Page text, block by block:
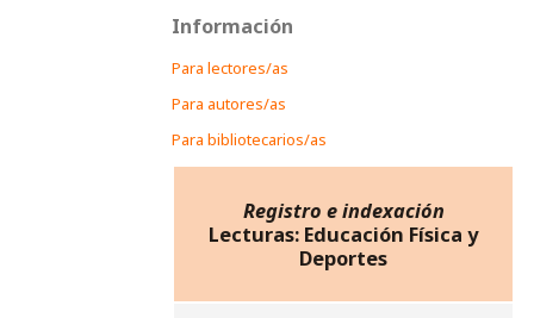
Información
Para lectores/as
Para autores/as
Para bibliotecarios/as
Registro e indexación
Lecturas: Educación Física y
Deportes